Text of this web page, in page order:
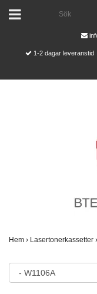
1-2 dagar leveranstid
Hem › Lasertonerkassetter ›